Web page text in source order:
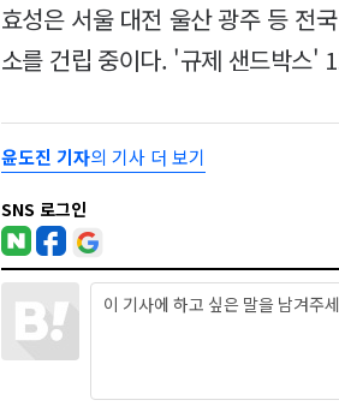
효성은 서울 대전 울산 광주 등 전
소를 건립 중이다. '규제 샌드박스'
윤도진 기자의 기사 더 보기
SNS 로그인